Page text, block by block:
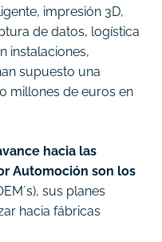
impresión 3D,
de datos, logística
instalaciones,
supuesto una
millones de euros en
hacia las
Automoción son los
sus planes
hacia fábricas